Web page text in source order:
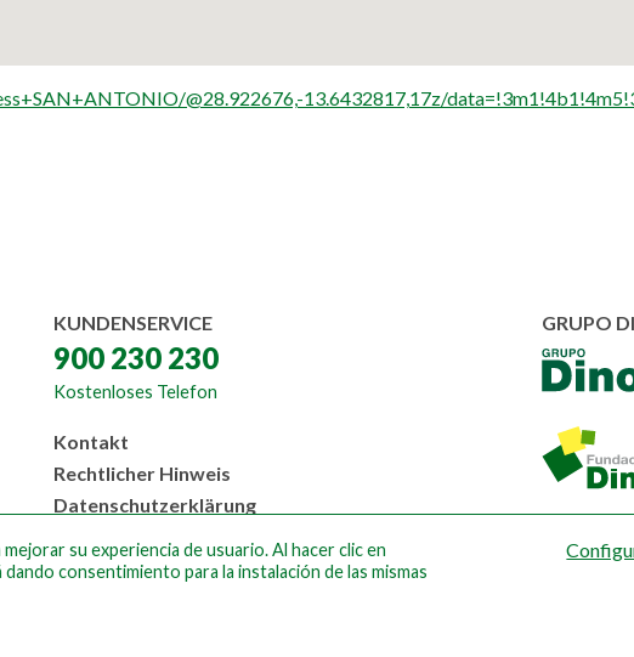
@28.922676,-13.6432817,17z/
KUNDENSERVICE
900 230 230
Kostenloses Telefon
Menú
al
pie
Kontakt
Rechtlicher Hinweis
Datenschutzerklärung
Design by Ateigh
GRUPO
su experiencia de usuario. Al hacer clic en
consentimiento para la instalación de las mismas